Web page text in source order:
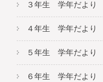
３年生 学年だより
４年生 学年だより
５年生 学年だより
６年生 学年だより